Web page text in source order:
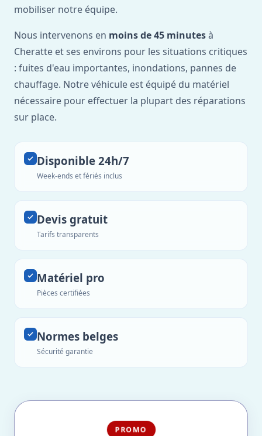
mobiliser notre équipe.
Nous intervenons en moins de 45 minutesà
Cheratte et ses environs pour les situations critiques
: fuites d'eau importantes, inondations, pannes de
chauffage. Notre véhicule est équipé du matériel
nécessaire pour effectuer la plupart des réparations
sur place.
Disponible 24h/7
Week-ends et fériés inclus
Devis gratuit
Tarifs transparents
Matériel pro
Pièces certifiées
Normes belges
Sécurité garantie
PROMO